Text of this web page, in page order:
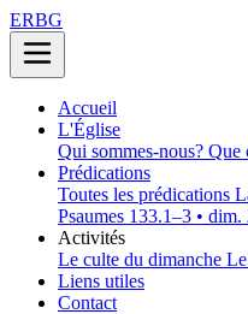
ERBG
Accueil
L'Église
Qui sommes-nous? Que
Prédications
Toutes les prédications
Psaumes 133.1–3 •
Activités
Le culte du dimanche
Liens utiles
Contact